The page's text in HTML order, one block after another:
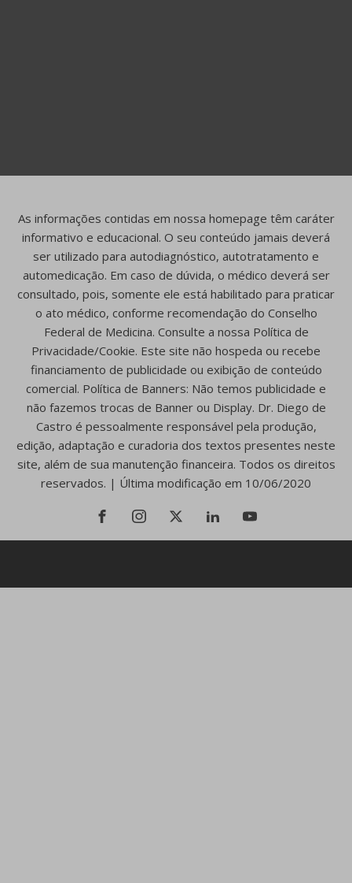
As informações contidas em nossa homepage têm caráter
informativo e educacional. O seu conteúdo jamais deverá
ser utilizado para autodiagnóstico, autotratamento e
automedicação. Em caso de dúvida, o médico deverá ser
consultado, pois, somente ele está habilitado para praticar
o ato médico, conforme recomendação do Conselho
Federal de Medicina. Consulte a nossa Política de
Privacidade/Cookie. Este site não hospeda ou recebe
financiamento de publicidade ou exibição de conteúdo
comercial. Política de Banners: Não temos publicidade e
não fazemos trocas de Banner ou Display. Dr. Diego de
Castro é pessoalmente responsável pela produção,
edição, adaptação e curadoria dos textos presentes neste
site, além de sua manutenção financeira. Todos os direitos
reservados. | Última modificação em 10/06/2020